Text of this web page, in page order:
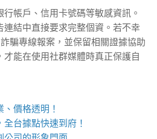
帳戶、信用卡號碼等敏感資訊。
連結中直接要求完整個資。若不幸
騙專線報案，並保留相關證據協助
能在使用社群媒體時真正保護自
價格透明！
台據點快速到府！